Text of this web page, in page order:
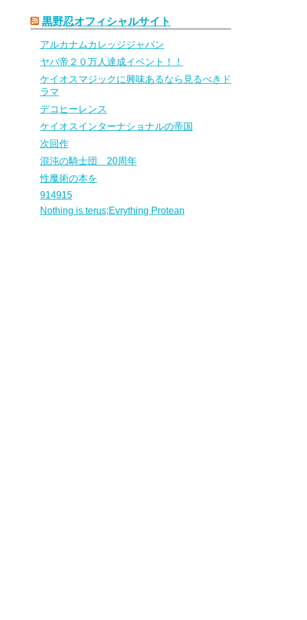
黒野忍オフィシャルサイト
アルカナムカレッジジャパン
ヤバ帝２０万人達成イベント！！
ケイオスマジックに興味あるなら見るべきド
ラマ
デコヒーレンス
ケイオスインターナショナルの帝国
次回作
混沌の騎士団 20周年
性魔術の本を
914915
Nothing is terus;Evrything Protean